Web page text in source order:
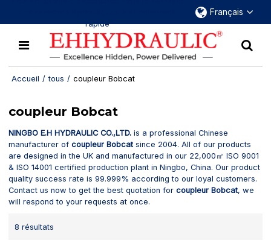
rapide
Français
Accueil / tous / coupleur Bobcat
coupleur Bobcat
NINGBO E.H HYDRAULIC CO.,LTD. is a professional Chinese
manufacturer ofcoupleur Bobcat since 2004. All of our products
are designed in the UK and manufactured in our 22,000㎡ ISO 9001
& ISO 14001 certified production plant in Ningbo, China. Our product
quality success rate is 99.999% according to our loyal customers.
Contact us now to get the best quotation forcoupleur Bobcat, we
will respond to your requests at once.
8 résultats